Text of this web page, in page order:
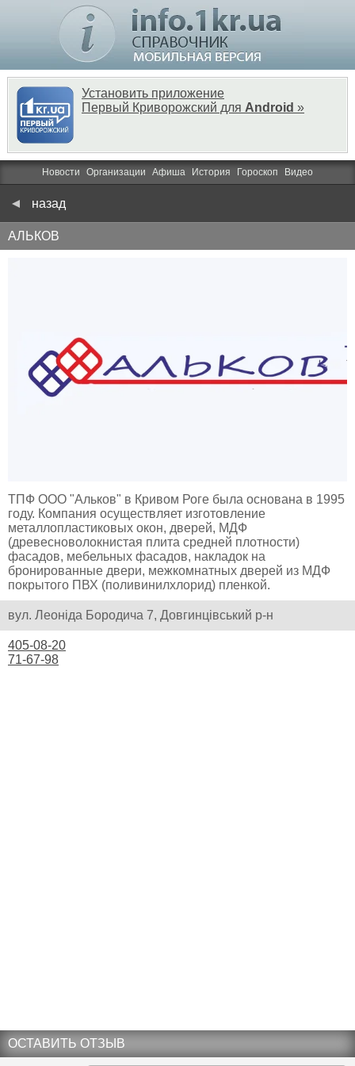
Установить приложение
Первый Криворожский для Android »
Новости Организации Афиша История Гороскоп Видео
назад
АЛЬКОВ
ТПФ ООО "Альков" в Кривом Роге была основана в 1995
году. Компания осуществляет изготовление
металлопластиковых окон, дверей, МДФ
(древесноволокнистая плита средней плотности)
фасадов, мебельных фасадов, накладок на
бронированные двери, межкомнатных дверей из МДФ
покрытого ПВХ (поливинилхлорид) пленкой.
вул. Леоніда Бородича 7, Довгинцівський р-н
405-08-20
71-67-98
ОСТАВИТЬ ОТЗЫВ